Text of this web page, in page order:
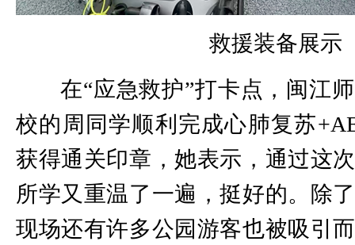
救援装备展示
在“应急救护”打卡点，闽江
校的周同学顺利完成心肺复苏
获得通关印章，她表示，通过这
所学又重温了一遍，挺好的。除
现场还有许多公园游客也被吸引